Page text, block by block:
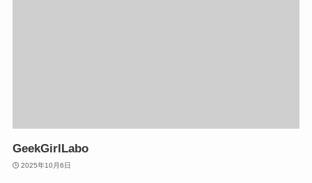
GeekGirlLabo
2025年10月6日